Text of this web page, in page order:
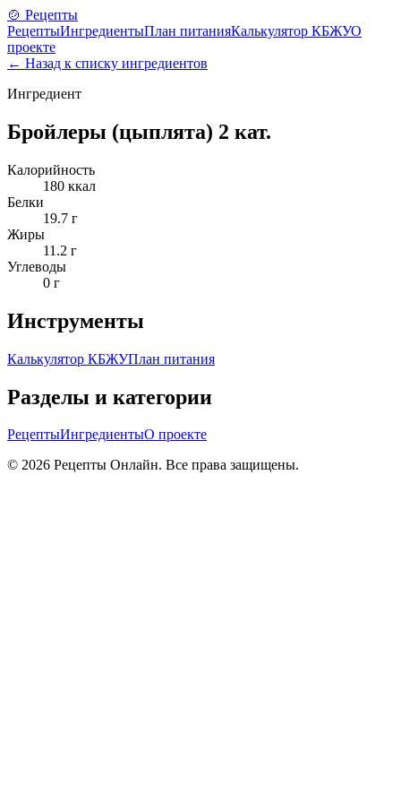
🍲 Рецепты
РецептыИнгредиентыПлан питанияКалькулятор КБЖУО
проекте
← Назад к списку ингредиентов
Ингредиент
Бройлеры (цыплята) 2 кат.
Калорийность
180 ккал
Белки
19.7 г
Жиры
11.2 г
Углеводы
0 г
Инструменты
Калькулятор КБЖУПлан питания
Разделы и категории
РецептыИнгредиентыО проекте
© 2026 Рецепты Онлайн. Все права защищены.